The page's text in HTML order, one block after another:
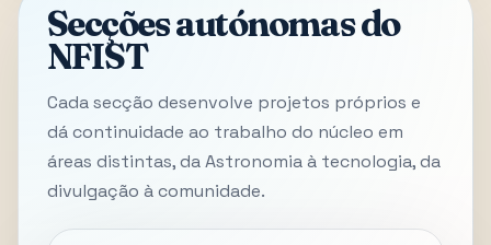
Secções autónomas do
NFIST
Cada secção desenvolve projetos próprios e
dá continuidade ao trabalho do núcleo em
áreas distintas, da Astronomia à tecnologia, da
divulgação à comunidade.